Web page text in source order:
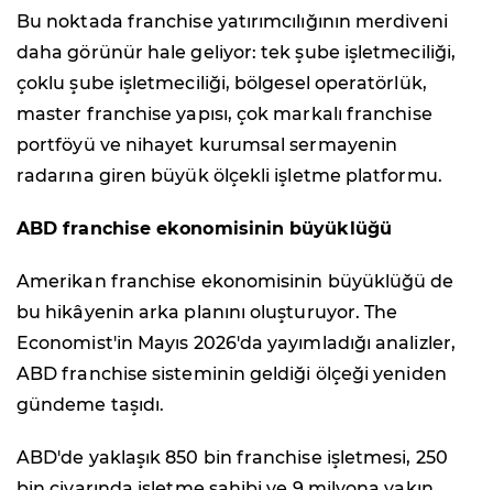
Bu noktada franchise yatırımcılığının merdiveni
daha görünür hale geliyor: tek şube işletmeciliği,
çoklu şube işletmeciliği, bölgesel operatörlük,
master franchise yapısı, çok markalı franchise
portföyü ve nihayet kurumsal sermayenin
radarına giren büyük ölçekli işletme platformu.
ABD franchise ekonomisinin büyüklüğü
Amerikan franchise ekonomisinin büyüklüğü de
bu hikâyenin arka planını oluşturuyor. The
Economist'in Mayıs 2026'da yayımladığı analizler,
ABD franchise sisteminin geldiği ölçeği yeniden
gündeme taşıdı.
ABD'de yaklaşık 850 bin franchise işletmesi, 250